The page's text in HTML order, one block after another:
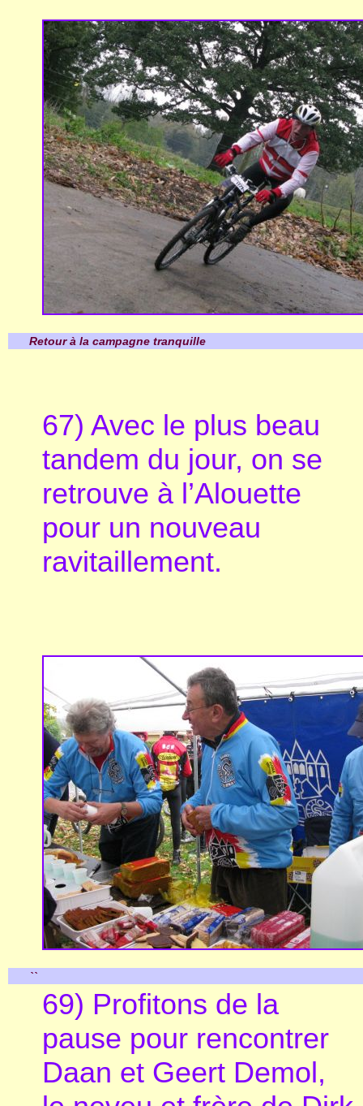
Retour à la campagne tranquille
67) Avec le plus beau
tandem du jour, on se
retrouve à l’Alouette
pour un nouveau
ravitaillement.
``
69) Profitons de la
pause pour rencontrer
Daan et Geert Demol,